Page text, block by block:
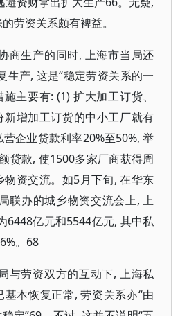
劳资关系颇有裨益。
商生产的同时, 上海市当局还
生产, 这是“稳定劳资关系的一
主要有: (1) 扩大加工订货、
增加工订货的中小工厂就有
企业贷款利率20%至50%, 举
贷款, 使1500多家厂商获得周
物资交流。如5月下旬, 在华东
联办的城乡物资交流会上, 上
6448亿元和5544亿元, 其中私
。68
与劳资双方的互动下, 上海私
本恢复正常, 劳资关系亦“由